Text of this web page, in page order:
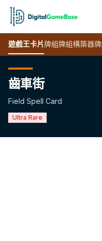
遊戲王卡片牌組牌組構築器
齒車街
Field Spell Card
Ultra Rare